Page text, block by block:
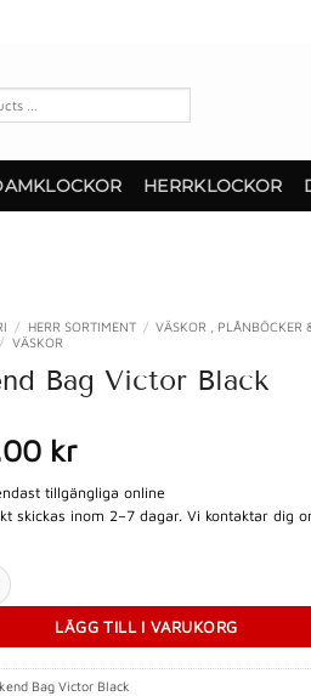
HERRKLOCKOR
/ HERR SORTIMENT / VÄSKOR , PLÅNBÖCKER
/ VÄSKOR
Bag Victor Black
kr
tillgängliga online
skickas inom 2–7 dagar. Vi kontaktar dig
Victor Black mängd
LÄGG TILL I VARUKORG
Bag Victor Black